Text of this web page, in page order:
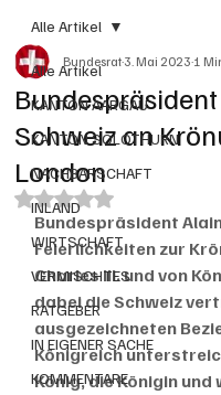
Alle Artikel
KANTON AARGAU
KANTON SOLOTHURN
NACHBARSCHAFT
INLAND
WIRTSCHAFT
VERMISCHTES
RATGEBER
IN EIGENER SACHE
KOMMENTARE
Alle Artikel
Schweiz an
London
Bundesrat3. Mai 20231
Mit NaN von 5 Sternen
Bundespräsident
Feierlichkeiten zur
Charles III. und von
dabei die Schweiz
ausgezeichneten
Königreich
König, die Königin